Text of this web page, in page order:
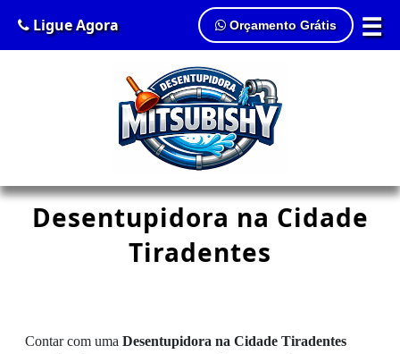
☰
Ligue Agora Orçamento Grátis
Desentupidora na Cidade
Tiradentes
Contar com uma Desentupidora na Cidade Tiradentes